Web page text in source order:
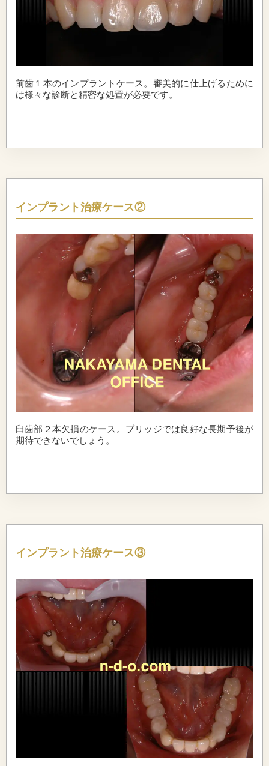
前歯１本のインプラントケース。審美的に仕上げるために
は様々な診断と精密な処置が必要です。
インプラント治療ケース②
臼歯部２本欠損のケース。ブリッジでは良好な長期予後が
期待できないでしょう。
インプラント治療ケース③